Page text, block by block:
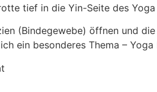
tief in die Yin-Seite des Yoga
(Bindegewebe) öffnen und
ein besonderes Thema –